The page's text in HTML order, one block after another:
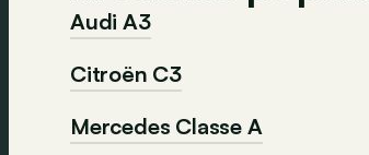
Audi A3
Citroën C3
Mercedes Classe A